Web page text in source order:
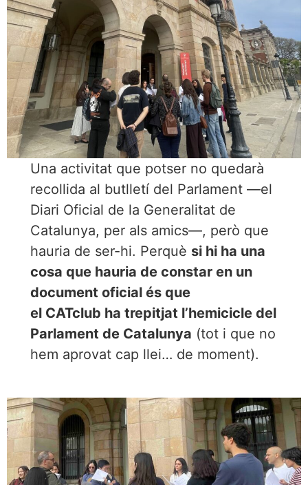
Una activitat que potser no quedarà
recollida al butlletí del Parlament —el
Diari Oficial de la Generalitat de
Catalunya, per als amics—, però que
hauria de ser-hi. Perquè si hi ha una
cosa que hauria de constar en un
document oficial és que
el CATclub ha trepitjat l’hemicicle del
Parlament de Catalunya (tot i que no
hem aprovat cap llei… de moment).